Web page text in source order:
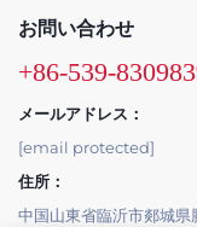
お問い合わせ
+86-539-
メールアドレス：
[email protected]
住所：
中国山東省臨沂市郯城県